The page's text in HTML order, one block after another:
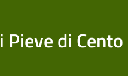
Pieve di Cento